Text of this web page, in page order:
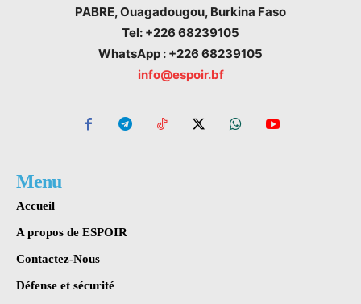
PABRE, Ouagadougou, Burkina Faso
Tel: +226 68239105
WhatsApp : +226 68239105
info@espoir.bf
Menu
Accueil
A propos de ESPOIR
Contactez-Nous
Défense et sécurité